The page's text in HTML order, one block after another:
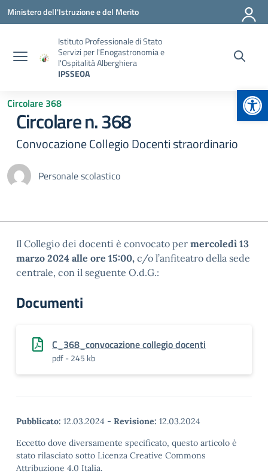
Vai ai contenuti
Vai al menu di navigazione
Vai al footer
Ministero dell'Istruzione e del Merito
Istituto Professionale di Stato
Servizi per l'Enogastronomia e
l'Ospitalità Alberghiera
IPSSEOA
Circolare 368
Circolare n. 368
Convocazione Collegio Docenti straordinario
Personale scolastico
Il Collegio dei docenti è convocato per mercoledì 13
marzo 2024 alle ore 15:00, c/o l’anfiteatro della sede
centrale, con il seguente O.d.G.:
Documenti
C_368_convocazione collegio docenti
pdf - 245 kb
Pubblicato: 12.03.2024 - Revisione: 12.03.2024
Eccetto dove diversamente specificato, questo articolo è
stato rilasciato sotto Licenza Creative Commons
Attribuzione 4.0 Italia.